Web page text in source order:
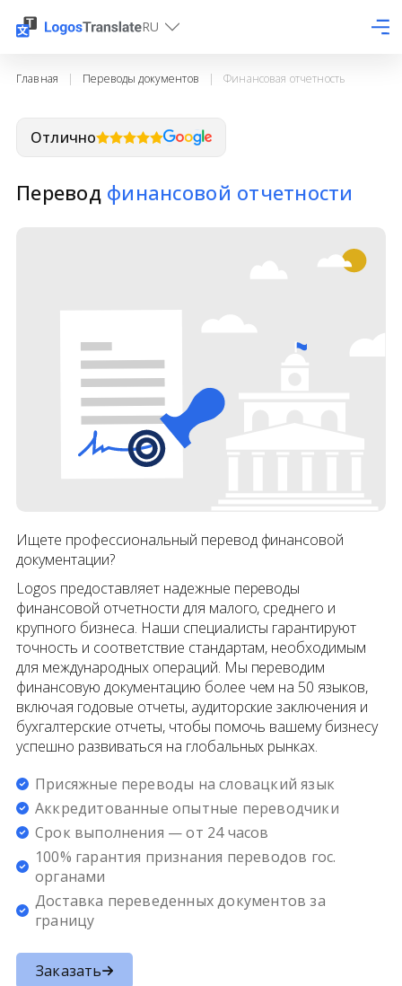
RU
Главная | Переводы документов | Финансовая отчетность
Отлично
Перевод финансовой отчетности
Ищете профессиональный перевод финансовой
документации?
Logos предоставляет надежные переводы
финансовой отчетности для малого, среднего и
крупного бизнеса. Наши специалисты гарантируют
точность и соответствие стандартам, необходимым
для международных операций. Мы переводим
финансовую документацию более чем на 50 языков,
включая годовые отчеты, аудиторские заключения и
бухгалтерские отчеты, чтобы помочь вашему бизнесу
успешно развиваться на глобальных рынках.
Присяжные переводы на словацкий язык
Аккредитованные опытные переводчики
Срок выполнения — от 24 часов
100% гарантия признания переводов гос.
органами
Доставка переведенных документов за
границу
Заказать